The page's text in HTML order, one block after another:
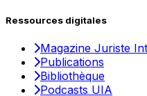
Ressources digitales
Magazine Juriste
Publications
Bibliothèque
Podcasts UIA